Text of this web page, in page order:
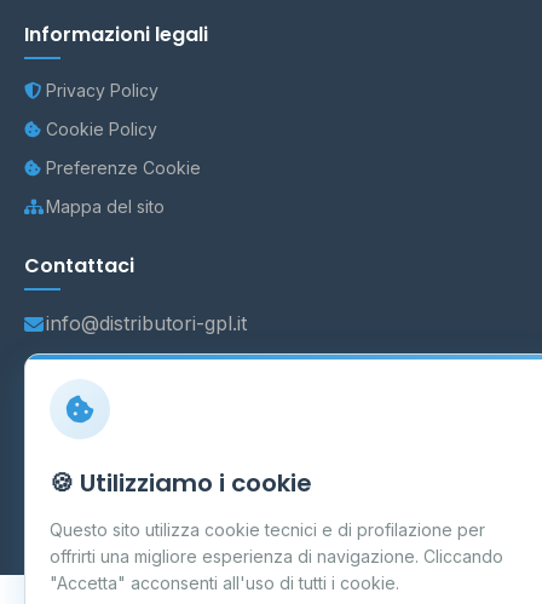
Informazioni legali
Privacy Policy
Cookie Policy
Preferenze Cookie
Mappa del sito
Contattaci
info@distributori-gpl.it
Carpi P.IVA 03859300364
Aggiornamento quotidiano
🍪 Utilizziamo i cookie
Questo sito utilizza cookie tecnici e di profilazione per
offrirti una migliore esperienza di navigazione. Cliccando
"Accetta" acconsenti all'uso di tutti i cookie.